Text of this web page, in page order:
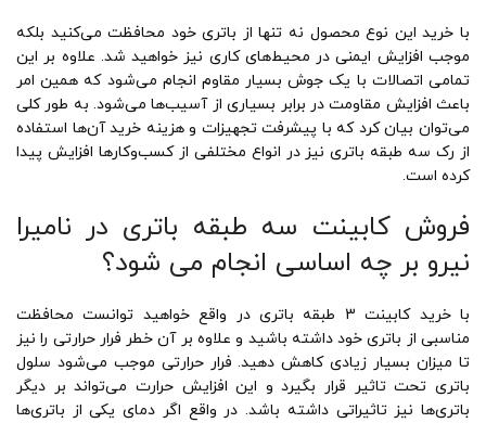
با خرید این نوع محصول نه تنها از باتری خود محافظت می‌کنید بلکه
موجب افزایش ایمنی در محیط‌های کاری نیز خواهید شد. علاوه بر این
تمامی اتصالات با یک جوش بسیار مقاوم انجام می‌شود که همین امر
باعث افزایش مقاومت در برابر بسیاری از آسیب‌ها می‌شود. به طور کلی
می‌توان بیان کرد که با پیشرفت تجهیزات و هزینه خرید آن‌ها استفاده
از رک سه طبقه باتری نیز در انواع مختلفی از کسب‌وکارها افزایش پیدا
کرده است.
فروش کابینت سه طبقه باتری در نامیرا
نیرو بر چه اساسی انجام می شود؟
با خرید کابینت 3 طبقه باتری در واقع خواهید توانست محافظت
مناسبی از باتری‌ خود داشته باشید و علاوه بر آن خطر فرار حرارتی را نیز
تا میزان بسیار زیادی کاهش دهید. فرار حرارتی موجب می‌شود سلول
باتری تحت تاثیر قرار بگیرد و این افزایش حرارت می‌تواند بر دیگر
باتری‌ها نیز تاثیراتی داشته باشد. در واقع اگر دمای یکی از باتری‌ها